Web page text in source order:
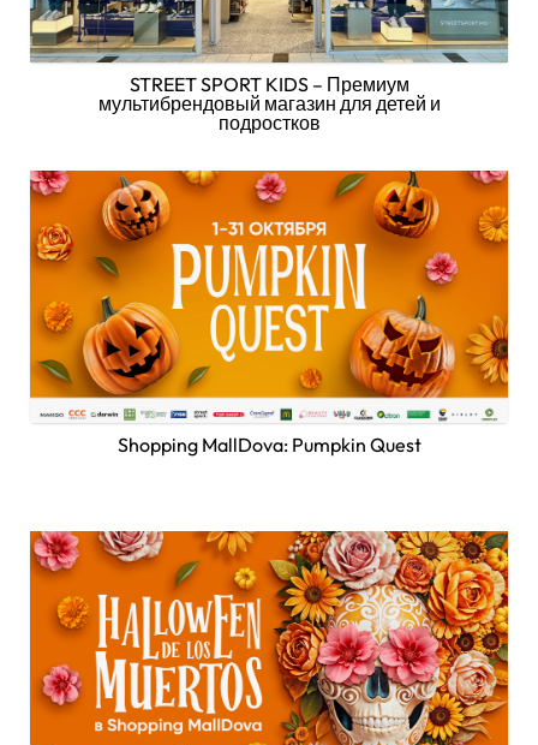
STREET SPORT KIDS – Премиум
мультибрендовый магазин для детей и
подростков
Shopping MallDova: Pumpkin Quest